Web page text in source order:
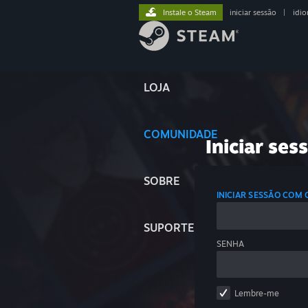
LOJA
COMUNIDADE
SOBRE
SUPORTE
Instale o Steam iniciar sessão
Iniciar
INICIAR SESSÃO COM
SENHA
Lembre-me